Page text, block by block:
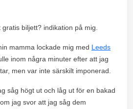
biljett? indikation på mig.
mamma lockade mig med Leeds
inom några minuter efter att jag
men var inte särskilt imponerad.
såg högt ut och låg ut för en bakad
jag svor att jag såg dem